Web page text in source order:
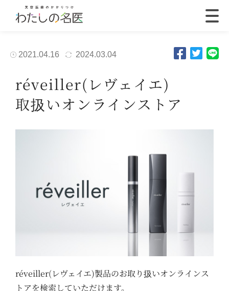
2021.04.16 2024.03.04
réveiller(レヴェイエ)
取扱いオンラインストア
réveiller(レヴェイエ)製品のお取り扱いオンラインス
トアを検索していただけます。